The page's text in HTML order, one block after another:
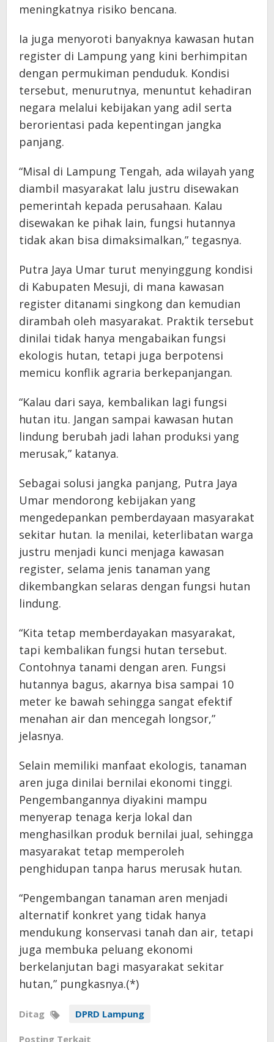
meningkatnya risiko bencana.
Ia juga menyoroti banyaknya kawasan hutan
register di Lampung yang kini berhimpitan
dengan permukiman penduduk. Kondisi
tersebut, menurutnya, menuntut kehadiran
negara melalui kebijakan yang adil serta
berorientasi pada kepentingan jangka
panjang.
“Misal di Lampung Tengah, ada wilayah yang
diambil masyarakat lalu justru disewakan
pemerintah kepada perusahaan. Kalau
disewakan ke pihak lain, fungsi hutannya
tidak akan bisa dimaksimalkan,” tegasnya.
Putra Jaya Umar turut menyinggung kondisi
di Kabupaten Mesuji, di mana kawasan
register ditanami singkong dan kemudian
dirambah oleh masyarakat. Praktik tersebut
dinilai tidak hanya mengabaikan fungsi
ekologis hutan, tetapi juga berpotensi
memicu konflik agraria berkepanjangan.
“Kalau dari saya, kembalikan lagi fungsi
hutan itu. Jangan sampai kawasan hutan
lindung berubah jadi lahan produksi yang
merusak,” katanya.
Sebagai solusi jangka panjang, Putra Jaya
Umar mendorong kebijakan yang
mengedepankan pemberdayaan masyarakat
sekitar hutan. Ia menilai, keterlibatan warga
justru menjadi kunci menjaga kawasan
register, selama jenis tanaman yang
dikembangkan selaras dengan fungsi hutan
lindung.
“Kita tetap memberdayakan masyarakat,
tapi kembalikan fungsi hutan tersebut.
Contohnya tanami dengan aren. Fungsi
hutannya bagus, akarnya bisa sampai 10
meter ke bawah sehingga sangat efektif
menahan air dan mencegah longsor,”
jelasnya.
Selain memiliki manfaat ekologis, tanaman
aren juga dinilai bernilai ekonomi tinggi.
Pengembangannya diyakini mampu
menyerap tenaga kerja lokal dan
menghasilkan produk bernilai jual, sehingga
masyarakat tetap memperoleh
penghidupan tanpa harus merusak hutan.
“Pengembangan tanaman aren menjadi
alternatif konkret yang tidak hanya
mendukung konservasi tanah dan air, tetapi
juga membuka peluang ekonomi
berkelanjutan bagi masyarakat sekitar
hutan,” pungkasnya.(*)
Ditag DPRD Lampung
Posting Terkait